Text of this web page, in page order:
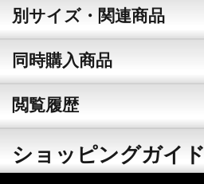
別サイズ・関連商品
同時購入商品
閲覧履歴
ショッピングガイド